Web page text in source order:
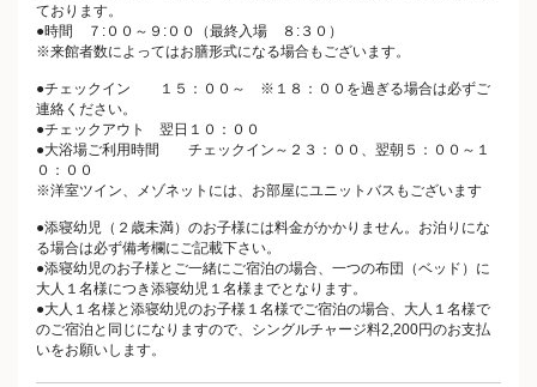
ております。
●時間 ７:００～９:００（最終入場 ８:３０）
※来館者数によってはお膳形式になる場合もございます。
●チェックイン １５：００～ ※１８：００を過ぎる場合は必ずご
連絡ください。
●チェックアウト 翌日１０：００
●大浴場ご利用時間 チェックイン～２３：００、翌朝５：００～１
０：００
※洋室ツイン、メゾネットには、お部屋にユニットバスもございます
●添寝幼児（２歳未満）のお子様には料金がかかりません。お泊りにな
る場合は必ず備考欄にご記載下さい。
●添寝幼児のお子様とご一緒にご宿泊の場合、一つの布団（ベッド）に
大人１名様につき添寝幼児１名様までとなります。
●大人１名様と添寝幼児のお子様１名様でご宿泊の場合、大人１名様で
のご宿泊と同じになりますので、シングルチャージ料2,200円のお支払
いをお願いします。